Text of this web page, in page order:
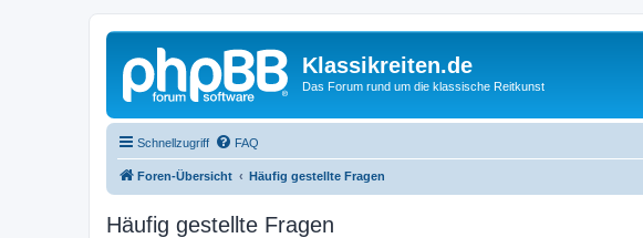
Klassikreiten.de
Das Forum rund um die klassische Reitkunst
Schnellzugriff FAQ
Foren-Übersicht Häufig gestellte Fragen
Häufig gestellte Fragen